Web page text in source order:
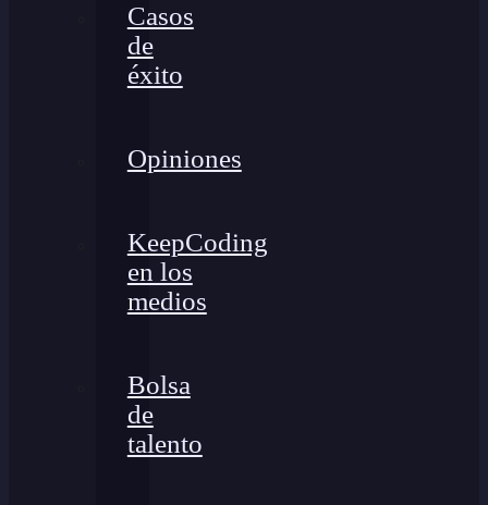
Casos
de
éxito
Opiniones
KeepCoding
en los
medios
Bolsa
de
talento